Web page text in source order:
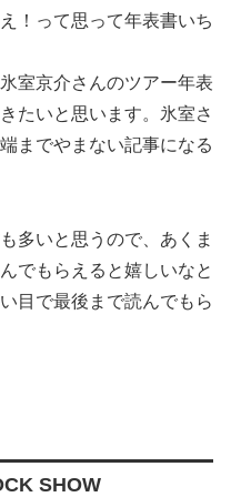
！って思って年表書いち
室京介さんのツアー年表
たいと思います。氷室さ
までやまない記事になる
多いと思うので、あくま
でもらえると嬉しいなと
目で最後まで読んでもら
SHOW